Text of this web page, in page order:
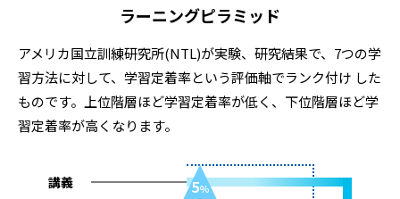
ラーニングピラミッド
アメリカ国立訓練研究所(NTL)が実験、研究結果で、7つの学
習方法に対して、学習定着率という評価軸でランク付け した
ものです。上位階層ほど学習定着率が低く、下位階層ほど学
習定着率が高くなります。
5%
講義